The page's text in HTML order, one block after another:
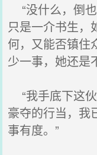
“没什么，倒
只是一介书生，
何，又能否镇住
少一事，她还是
“我手底下这
豪夺的行当，我
事有度。”